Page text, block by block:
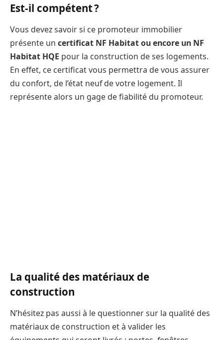
Est-il compétent ?
Vous devez savoir si ce promoteur immobilier
présente un certificat NF Habitat ou encore un NF
Habitat HQE pour la construction de ses logements.
En effet, ce certificat vous permettra de vous assurer
du confort, de l’état neuf de votre logement. Il
représente alors un gage de fiabilité du promoteur.
La qualité des matériaux de
construction
N’hésitez pas aussi à le questionner sur la qualité des
matériaux de construction et à valider les